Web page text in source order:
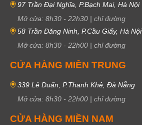
97 Trần Đại Nghĩa, P.Bạch Mai, Hà Nội
Mở cửa: 8h30 - 22h30 | chỉ đường
58 Trần Đăng Ninh, P.Cầu Giấy, Hà Nội
Mở cửa: 8h30 - 22h00 | chỉ đường
CỬA HÀNG MIỀN TRUNG
339 Lê Duẩn, P.Thanh Khê, Đà Nẵng
Mở cửa: 8h30 - 22h00 | chỉ đường
CỬA HÀNG MIỀN NAM